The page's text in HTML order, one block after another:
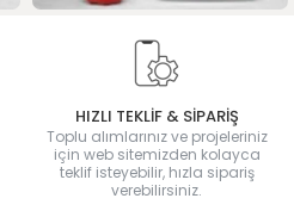
HIZLI TEKLİF & SİPARİŞ
Toplu alımlarınız ve projeleriniz
için web sitemizden kolayca
teklif isteyebilir, hızla sipariş
verebilirsiniz.